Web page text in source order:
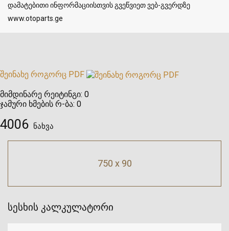
დამატებითი ინფორმაციისთვის გვეწვიეთ ვებ-გვერდზე
www.otoparts.ge
შეინახე როგორც PDF
მიმდინარე რეიტინგი: 0
ჯამური ხმების რ-ბა: 0
4006 ნახვა
750 x 90
სესხის კალკულატორი